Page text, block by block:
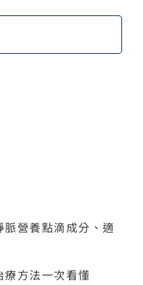
營養點滴成分、適
方法一次看懂